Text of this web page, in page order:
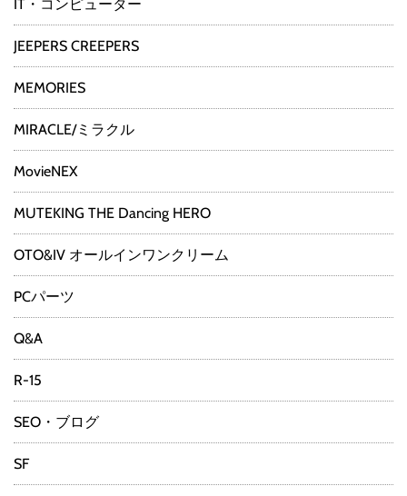
IT・コンピューター
JEEPERS CREEPERS
MEMORIES
MIRACLE/ミラクル
MovieNEX
MUTEKING THE Dancing HERO
OTO&IV オールインワンクリーム
PCパーツ
Q&A
R-15
SEO・ブログ
SF